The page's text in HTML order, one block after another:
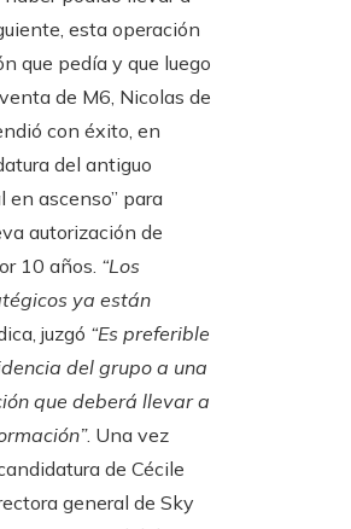
esta operación
que pedía y que luego
de M6, Nicolas de
con éxito, en
del antiguo
en ascenso” para
autorización de
10 años. “Los
ya están
juzgó “Es preferible
del grupo a una
que deberá llevar a
. Una vez
de Cécile
general de Sky